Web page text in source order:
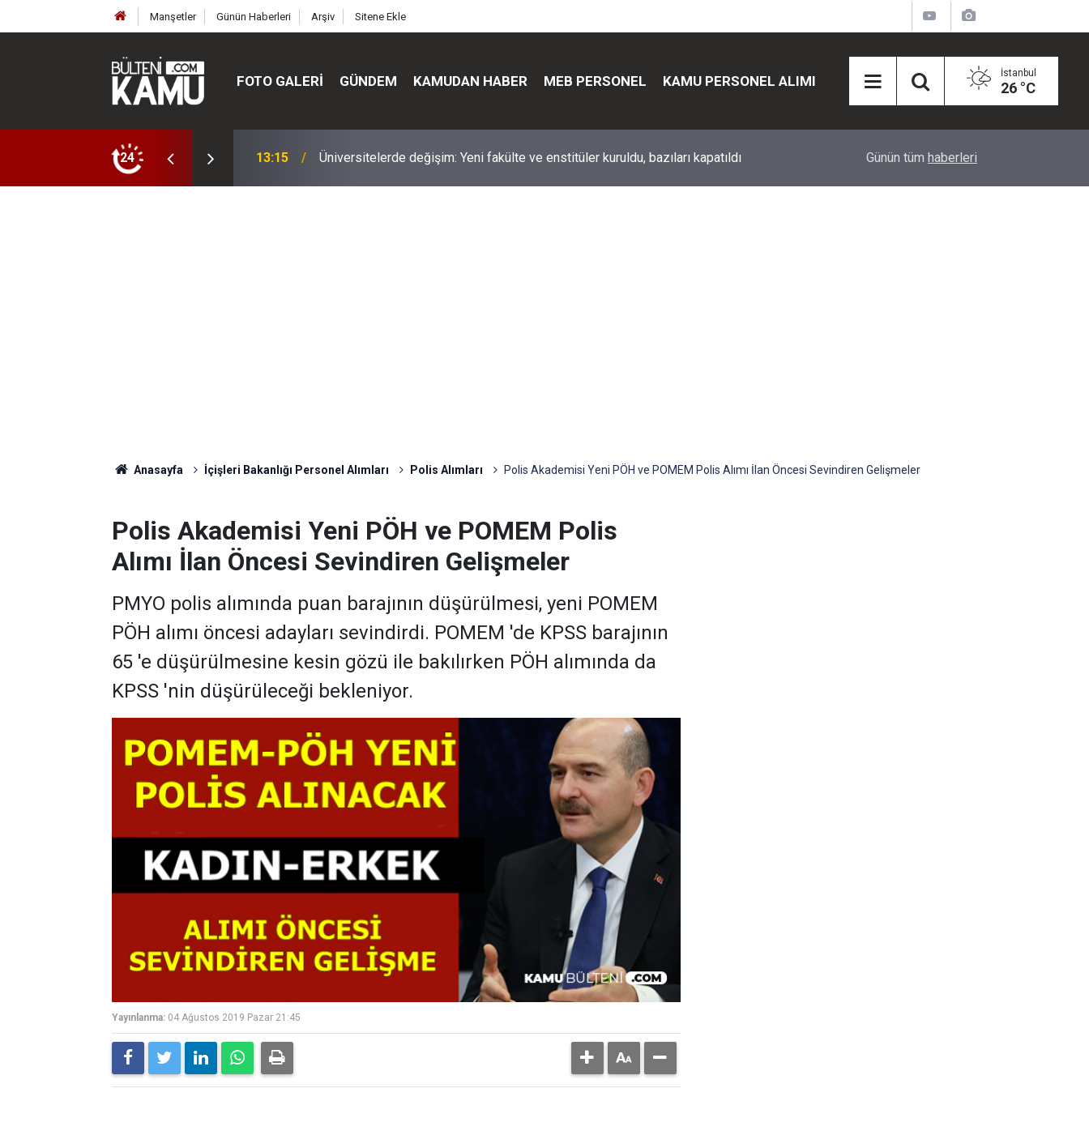
Manşetler Günün Haberleri Arşiv Sitene Ekle
FOTO GALERI GÜNDEM KAMUDAN HABER MEB PERSONEL KAMU PERSONEL ALIMI İstanbul
26 °C
24
ve enstitüler kuruldu, bazıları kapatıldı 13:00 MEB’de üst düzey değişim: Genel müdürler değişti, yeni isimler atandı Eğiti Bir Sen'den Kadınlar İçin Olay Teklif:
Günün tüm haberleri
Anasayfa İçişleri Bakanlığı Personel Alımları Polis Alımları Polis Akademisi Yeni PÖH ve POMEM Polis Alımı İlan Öncesi Sevindiren Gelişmeler
Polis Akademisi Yeni PÖH ve POMEM Polis
Alımı İlan Öncesi Sevindiren Gelişmeler
PMYO polis alımında puan barajının düşürülmesi, yeni POMEM
PÖH alımı öncesi adayları sevindirdi. POMEM 'de KPSS barajının
65 'e düşürülmesine kesin gözü ile bakılırken PÖH alımında da
KPSS 'nin düşürüleceği bekleniyor.
Yayınlanma: 04 Ağustos 2019 Pazar 21:45